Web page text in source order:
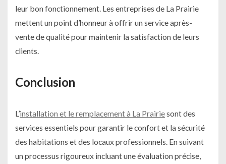
leur bon fonctionnement. Les entreprises de La Prairie
mettent un point d’honneur à offrir un service après-
vente de qualité pour maintenir la satisfaction de leurs
clients.
Conclusion
L’installation et le remplacement à La Prairiesont des
services essentiels pour garantir le confort et la sécurité
des habitations et des locaux professionnels. En suivant
un processus rigoureux incluant une évaluation précise,